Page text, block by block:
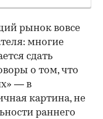
рынок вовсе
многие
сдать
о том, что
— в
картина, не
раннего